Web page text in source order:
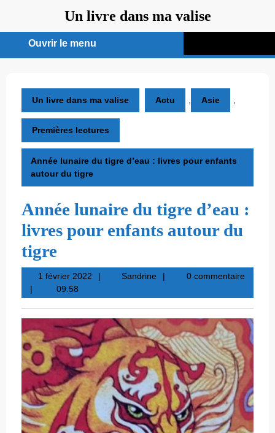
contenu
Un livre dans ma valise
Ouvrir le menu
menu
Un livre dans ma valise Actu Asie
Premières lectures
Année lunaire du tigre d’eau : livres pour enfants
autour du tigre
Année lunaire du tigre d’eau :
livres pour enfants autour du
tigre
1 février 20221
2022
SandrineSandrine0 commentaire
09:58